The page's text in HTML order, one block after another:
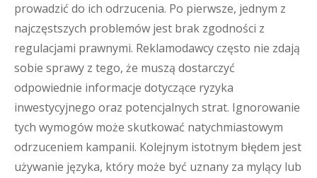
prowadzić do ich odrzucenia. Po pierwsze, jednym z
najczęstszych problemów jest brak zgodności z
regulacjami prawnymi. Reklamodawcy często nie zdają
sobie sprawy z tego, że muszą dostarczyć
odpowiednie informacje dotyczące ryzyka
inwestycyjnego oraz potencjalnych strat. Ignorowanie
tych wymogów może skutkować natychmiastowym
odrzuceniem kampanii. Kolejnym istotnym błędem jest
używanie języka, który może być uznany za mylący lub